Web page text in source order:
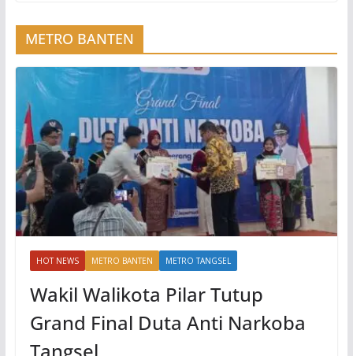
METRO BANTEN
HOT NEWS METRO BANTEN METRO TANGSEL
Wakil Walikota Pilar Tutup
Grand Final Duta Anti Narkoba
Tangsel